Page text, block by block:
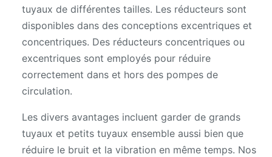
tuyaux de différentes tailles. Les réducteurs sont
disponibles dans des conceptions excentriques et
concentriques. Des réducteurs concentriques ou
excentriques sont employés pour réduire
correctement dans et hors des pompes de
circulation.
Les divers avantages incluent garder de grands
tuyaux et petits tuyaux ensemble aussi bien que
réduire le bruit et la vibration en même temps. Nos